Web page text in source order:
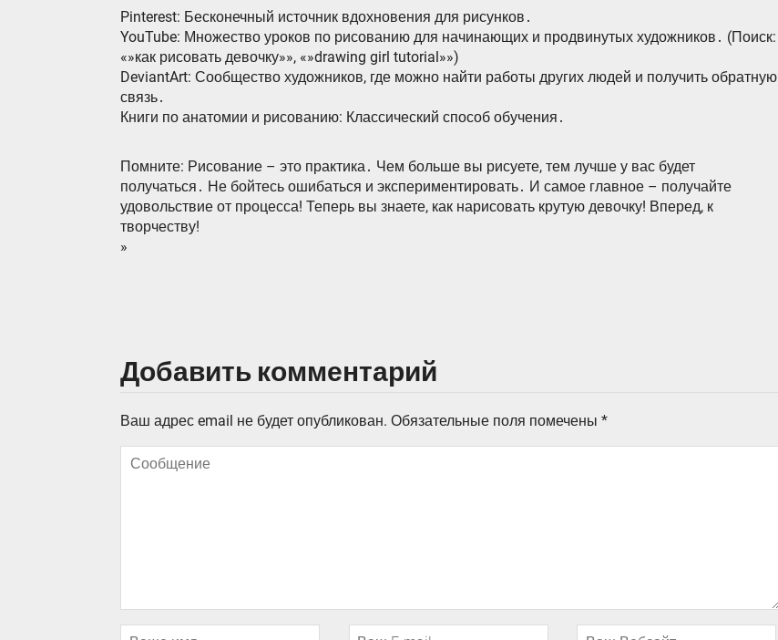
Pinterest: Бесконечный источник вдохновения для рисунков․
YouTube: Множество уроков по рисованию для начинающих и продвинутых художников․ (Поиск:
«»как рисовать девочку»», «»drawing girl tutorial»»)
DeviantArt: Сообщество художников, где можно найти работы других людей и получить обратную
связь․
Книги по анатомии и рисованию: Классический способ обучения․
Помните: Рисование – это практика․ Чем больше вы рисуете, тем лучше у вас будет
получаться․ Не бойтесь ошибаться и экспериментировать․ И самое главное – получайте
удовольствие от процесса! Теперь вы знаете, как нарисовать крутую девочку! Вперед, к
творчеству!
»
Добавить комментарий
Ваш адрес email не будет опубликован. Обязательные поля помечены *